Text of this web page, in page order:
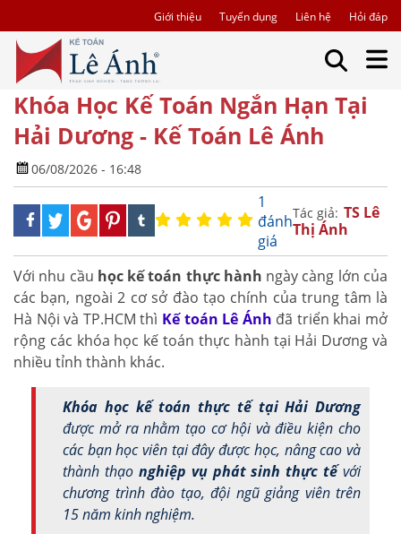
Giới thiệu Tuyển dụng Liên hệ Hỏi đáp
Khóa Học Kế Toán Ngắn Hạn Tại
Hải Dương - Kế Toán Lê Ánh
06/08/2026 - 16:48
1
đánh
giá
Tác giả: TS Lê
Thị Ánh
Với nhu cầu học kế toán thực hành ngày càng lớn của
các bạn, ngoài 2 cơ sở đào tạo chính của trung tâm là
Hà Nội và TP.HCM thì Kế toán Lê Ánh đã triển khai mở
rộng các khóa học kế toán thực hành tại Hải Dương và
nhiều tỉnh thành khác.
Khóa học kế toán thực tế tại Hải Dương
được mở ra nhằm tạo cơ hội và điều kiện cho
các bạn học viên tại đây được học, nâng cao và
thành thạo nghiệp vụ phát sinh thực tếvới
chương trình đào tạo, đội ngũ giảng viên trên
15 năm kinh nghiệm.